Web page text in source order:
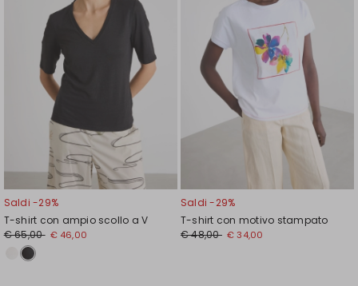
Saldi -29%
T-shirt con ampio scollo a V
€ 65,00 € 46,00
Saldi -29%
T-shirt con motivo stampato
€ 48,00 € 34,00